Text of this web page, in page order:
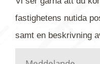
fastighetens nutida
samt en beskrivning